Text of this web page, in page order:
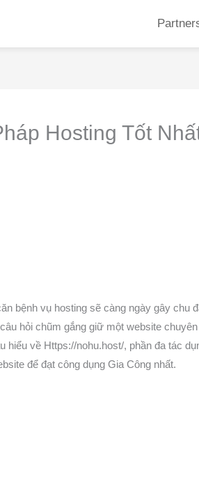
Hosting Tốt
bệnh vụ hosting sẽ càng ngày gây
hỏi chũm gắng giữ một website
về Https://nohu.host/, phần đa tác
để đạt công dụng Gia Công nhất.